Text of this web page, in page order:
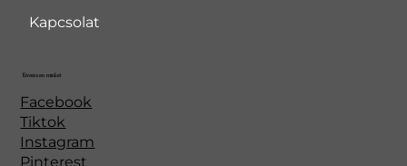
Kapcsolat
Facebook
Tiktok
Instagram
Pinterest
Kövessen minket